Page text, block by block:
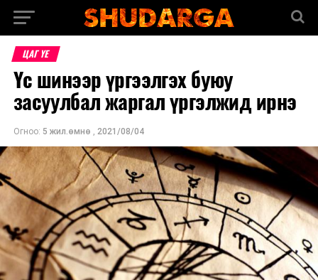
ЦАГ ҮЕ
Үс шинээр үргээлгэх буюу
засуулбал жаргал үргэлжид ирнэ
Огноо: 5 жил.өмнө , 2021/08/04